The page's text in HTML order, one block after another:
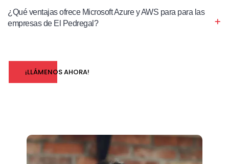
¿Qué ventajas ofrece Microsoft Azure y AWS para para las
empresas de El Pedregal?
¡LLÁMENOS AHORA!